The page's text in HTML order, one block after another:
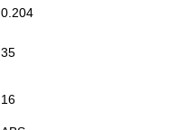
0.204
35
16